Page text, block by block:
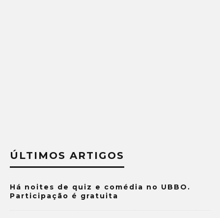
ÚLTIMOS ARTIGOS
Há noites de quiz e comédia no UBBO.
Participação é gratuita